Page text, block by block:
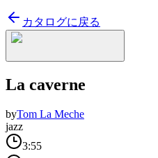
カタログに戻る
La caverne
byTom La Meche
jazz
3:55